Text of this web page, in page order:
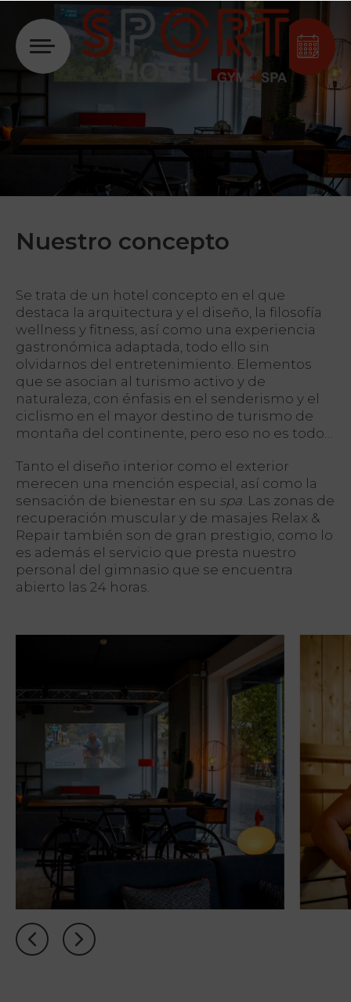
Acceder
Nuestro concepto
Se trata de un hotel concepto en el que
destaca la arquitectura y el diseño, la filosofía
wellness y fitness, así como una experiencia
gastronómica adaptada, todo ello sin
olvidarnos del entretenimiento. Elementos
que se asocian al turismo activo y de
naturaleza, con énfasis en el senderismo y el
ciclismo en el mayor destino de turismo de
montaña del continente, pero eso no es todo…
Tanto el diseño interior como el exterior
merecen una mención especial, así como la
sensación de bienestar en su spa. Las zonas de
recuperación muscular y de masajes Relax &
Repair también son de gran prestigio, como lo
es además el servicio que presta nuestro
personal del gimnasio que se encuentra
abierto las 24 horas.